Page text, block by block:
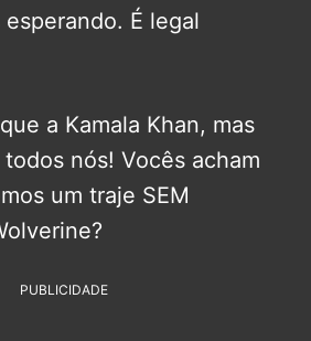
É legal
a Kamala Khan, mas
nós! Vocês acham
um traje SEM
PUBLICIDADE